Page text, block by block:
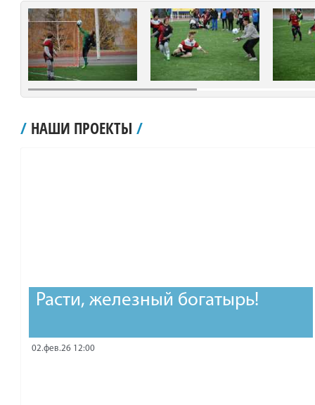
Scroll LeftScroll Right
/ НАШИ ПРОЕКТЫ /
Расти, железный богатырь!
02.фев.26 12:00